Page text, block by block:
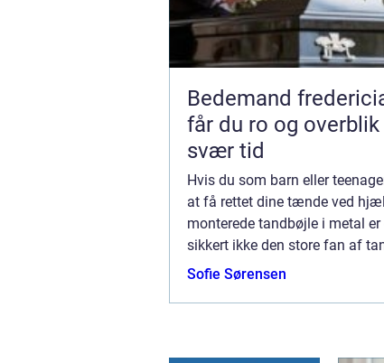
Bedemand fredericia
får du ro og overblik
svær tid
Hvis du som barn eller
at få rettet dine tænde ved
monterede tandbøjle i metal
sikkert ikke den store fan af
er de færreste som tænker
Sofie Sørensen